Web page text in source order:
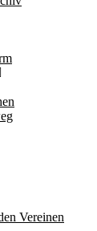
Vereinen